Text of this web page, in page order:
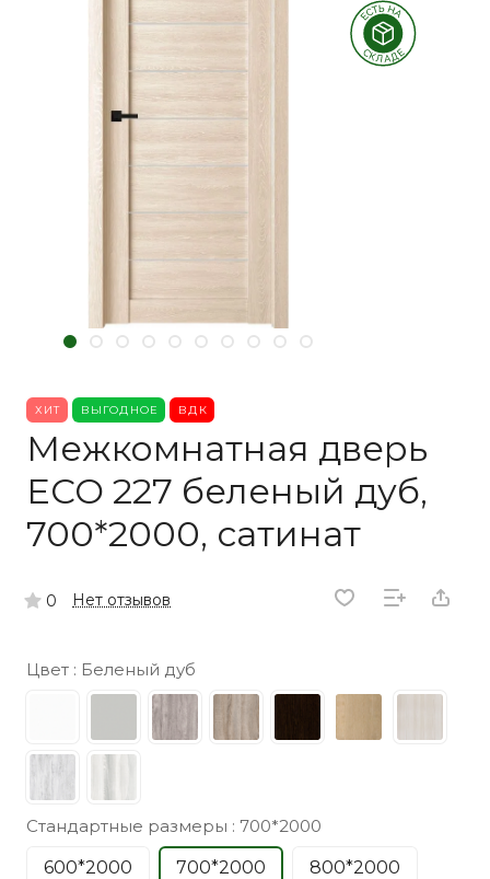
ХИТ ВЫГОДНОЕ ВДК
Межкомнатная дверь
ECO 227 беленый дуб,
700*2000, сатинат
0 Нет отзывов
Цвет : Беленый дуб
Стандартные размеры : 700*2000
600*2000
700*2000 800*2000